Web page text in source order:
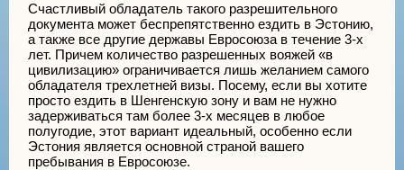
Счастливый обладатель такого разрешительного
документа может беспрепятственно ездить в Эстонию,
а также все другие державы Евросоюза в течение 3-х
лет. Причем количество разрешенных вояжей «в
цивилизацию» ограничивается лишь желанием самого
обладателя трехлетней визы. Посему, если вы хотите
просто ездить в Шенгенскую зону и вам не нужно
задерживаться там более 3-х месяцев в любое
полугодие, этот вариант идеальный, особенно если
Эстония является основной страной вашего
пребывания в Евросоюзе.